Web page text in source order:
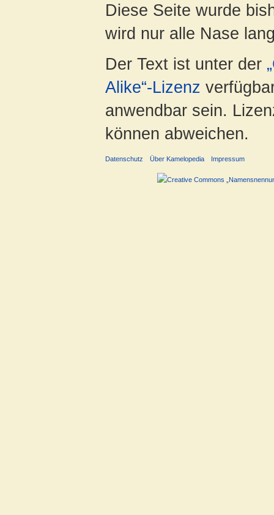
Diese Seite wurde
wird nur alle Nase
Der Text ist unter der
Alike“-Lizenz
anwendbar sein.
können abweichen.
Datenschutz Über Kamelopedia Impressum